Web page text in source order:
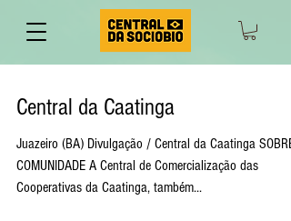
Central da Caatinga
Juazeiro (BA) Divulgação / Central da Caatinga SOBRE
COMUNIDADE A Central de Comercialização das
Cooperativas da Caatinga, também...